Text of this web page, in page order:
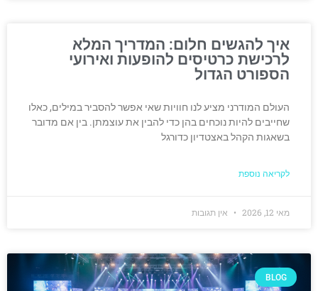
איך להגשים חלום: המדריך המלא
לרכישת כרטיסים להופעות ואירועי
הספורט הגדול
העולם המודרני מציע לנו חוויות שאי אפשר להסביר במילים, כאלו
שחייבים להיות נוכחים בהן כדי להבין את עוצמתן. בין אם מדובר
בשאגות הקהל באצטדיון כדורגל
לקריאה נוספת
מאי 12, 2026 אין תגובות
BLOG